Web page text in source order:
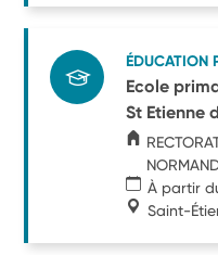
ÉDUCATION
Ecole
St Etienne
À partir
Saint-